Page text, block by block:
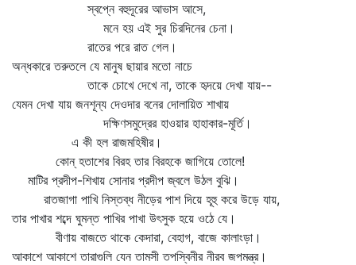
স্বপ্নে বহুদূরের আভাস আসে,
মনে হয় এই সুর চিরদিনের চেনা।
রাতের পরে রাত গেল।
অন্ধকারে তরুতলে যে মানুষ ছায়ার মতো নাচে
তাকে চোখে দেখে না, তাকে হৃদয়ে দেখা যায়--
যেমন দেখা যায় জনশূন্য দেওদার বনের দোলায়িত শাখায়
দক্ষিণসমুদ্রের হাওয়ার হাহাকার-মূর্তি।
এ কী হল রাজমহিষীর।
কোন্‌ হতাশের বিরহ তার বিরহকে জাগিয়ে তোলে!
মাটির প্রদীপ-শিখায় সোনার প্রদীপ জ্বলে উঠল বুঝি।
রাতজাগা পাখি নিস্তব্ধ নীড়ের পাশ দিয়ে হূহু করে উড়ে যায়,
তার পাখার শব্দে ঘুমন্ত পাখির পাখা উৎসুক হয়ে ওঠে যে।
বীণায় বাজতে থাকে কেদারা, বেহাগ, বাজে কালাংড়া।
আকাশে আকাশে তারাগুলি যেন তামসী তপস্বিনীর নীরব জপমন্ত্র।